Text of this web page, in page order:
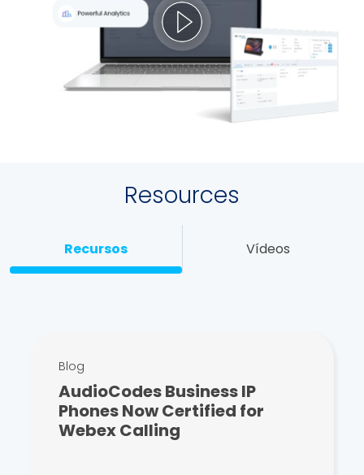
Resources
Recursos Vídeos
Blog
AudioCodes Business IP
Phones Now Certified for
Webex Calling